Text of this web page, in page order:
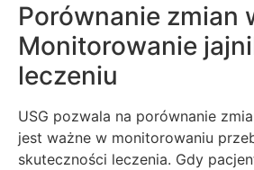
Porównanie zmian
Monitorowanie
leczeniu
USG pozwala na porównanie
jest ważne w monitorowaniu
skuteczności leczenia. Gdy